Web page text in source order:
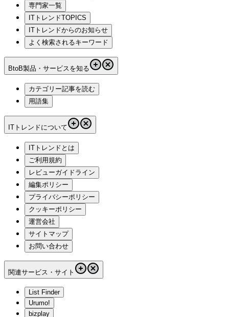
専門家一覧
ITトレンドTOPICS
ITトレンドからのお知らせ
よく検索されるキーワード
BtoB製品・サービスを知る
カテゴリー記事を読む
用語集
ITトレンドについて
ITトレンドとは
ご利用規約
レビューガイドライン
編集ポリシー
プライバシーポリシー
クッキーポリシー
運営会社
サイトマップ
お問い合わせ
関連サービス・サイト
List Finder
Urumo!
bizplay